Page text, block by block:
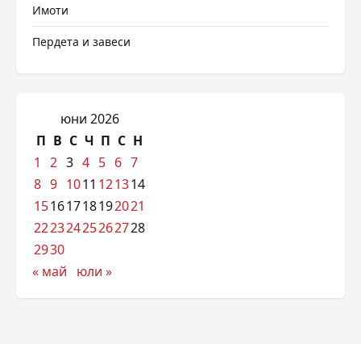
Имоти
Пердета и завеси
юни 2026
П В С Ч П С Н
1
2 3 4 5 6 7
8 9 1011 121314
15161718192021
22232425262728
2930
« май
юли »